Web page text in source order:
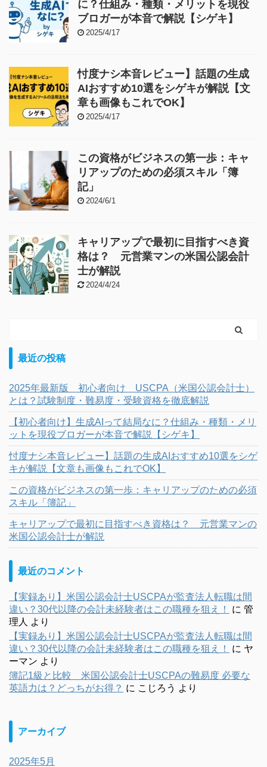
に？仕組み・種類・メリットを現役
ブロガーが本音で解説【シゲキ】
2025/4/17
忖度ナシ本音レビュー】話題の生成
AIおすすめ10選をシゲキが解説【文
章も画像もこれでOK】
2025/4/17
この資格がビジネスの第一歩：キャ
リアップのための必須スキル「簿
記」
2024/6/1
キャリアップで最初に目指すべき資
格は？ 元営業マンの米国公認会計
士が解説
2024/4/24
最近の投稿
2025年最新版 初心者向け USCPA（米国公認会計士）
とは？試験制度・難易度・受験資格を徹底解説
【初心者向け】生成AIって結局なに？仕組み・種類・メリ
ットを現役ブロガーが本音で解説【シゲキ】
忖度ナシ本音レビュー】話題の生成AIおすすめ10選をシゲ
キが解説【文章も画像もこれでOK】
この資格がビジネスの第一歩：キャリアップのための必須
スキル「簿記」
キャリアップで最初に目指すべき資格は？ 元営業マンの
米国公認会計士が解説
最近のコメント
【実録あり】米国公認会計士USCPAが監査法人転職は間
違い？30代以降の会計未経験者はこの職種を狙え！
に 管
理人 より
【実録あり】米国公認会計士USCPAが監査法人転職は間
違い？30代以降の会計未経験者はこの職種を狙え！
に ヤ
ーマン より
簿記1級と比較 米国公認会計士USCPAの難易度 必要な
英語力は？どっちがお得？ に こじろう より
アーカイブ
2025年5月